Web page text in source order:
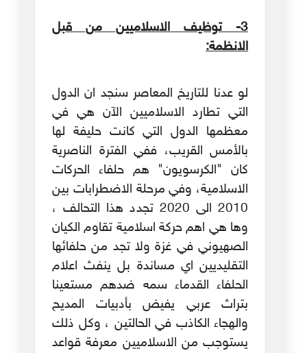
3- توظيف الاسلاميين من قبل
الانظمة:
لو عدنا للتاريخ المعاصر سنجد ان الدول
التي تطارد الاسلاميين الآن هي في
معظمها الدول التي كانت حليفة لها
بالأمس القريب، ففي الفترة الناصرية
كان "الكرسويون" هم حلفاء الحركات
الاسلامية، وفي مرحلة الاضطرابات بين
2010 الى 2020 تجدد هذا التحالف ،
وها هي اهم حركة اسلامية تقاوم الكيان
الصهيوني في غزة ولا تجد من حلفائها
التقليديين اي مساندة بل ينفث اعلام
الحلفاء القدماء سمه ضدهم مستعينا
بتراث عربي يفيض بأدبيات المديح
والهجاء الكاذب في الحالتين ، وكل ذلك
يستوجب من الاسلاميين معرفة قواعد